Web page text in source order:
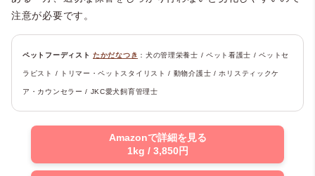
注意が必要です。
ペットフーディスト たかだなつき ：犬の管理栄養士 / ペット看護士 / ペットセ
ラピスト / トリマー・ペットスタイリスト / 動物介護士 / ホリスティックケ
ア・カウンセラー / JKC愛犬飼育管理士
Amazonで詳細を見る
1kg / 3,850円